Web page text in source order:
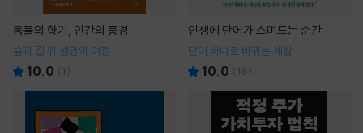
동물의 향기, 인간의 풍경
숲과 길 위 생명의 여정
10.0 (1 )
인생에 단어가 스며드는 순간
단어 하나로 바뀌는 세상
10.0 (16)